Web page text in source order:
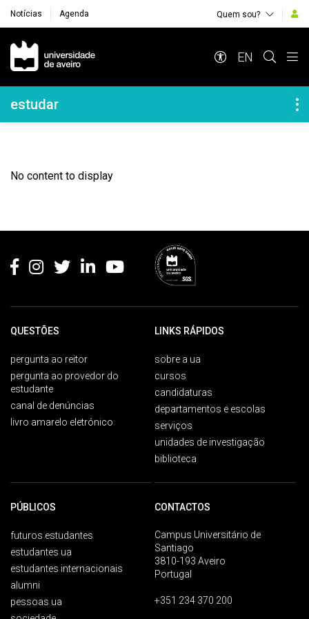
Notícias Agenda Quem sou?
Navegação Principal
EN
Navegação Lateral
estudar
No content to display
QUESTÕES
pergunta ao reitor
pergunta ao provedor do
estudante
canal de denúncias
livro amarelo eletrónico
LINKS RÁPIDOS
sobre a ua
cursos
candidaturas
departamentos e escolas
serviços
unidades de investigação
biblioteca
PÚBLICOS
futuros estudantes
estudantes ua
estudantes internacionais
alumni
pessoas ua
CONTACTOS
Campus Universitário de
Santiago
3810-193 Aveiro
Portugal
+351 234 370 200